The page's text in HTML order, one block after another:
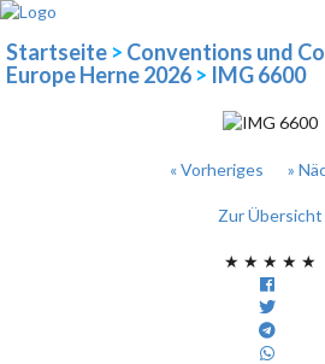
Startseite > Conventions und
Europe Herne 2026 > IMG 6600
« Vorheriges »
Zur Übersicht
★ ★ ★ ★ ★